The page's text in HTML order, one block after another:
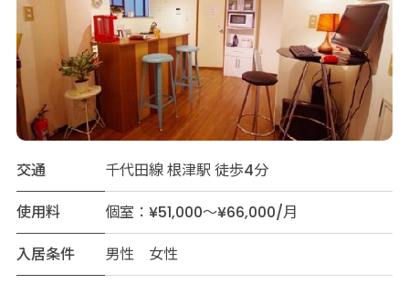
交通
千代田線 根津駅 徒歩4分
使用料
個室：¥51,000～¥66,000/月
入居条件
男性 女性